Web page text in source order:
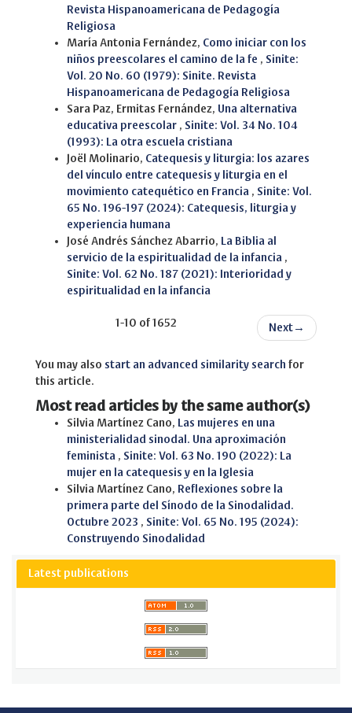
Revista Hispanoamericana de Pedagogía
Religiosa
María Antonia Fernández, Como iniciar con los
niños preescolares el camino de la fe , Sinite:
Vol. 20 No. 60 (1979): Sinite. Revista
Hispanoamericana de Pedagogía Religiosa
Sara Paz, Ermitas Fernández, Una alternativa
educativa preescolar , Sinite: Vol. 34 No. 104
(1993): La otra escuela cristiana
Joël Molinario, Catequesis y liturgia: los azares
del vínculo entre catequesis y liturgia en el
movimiento catequético en Francia , Sinite: Vol.
65 No. 196-197 (2024): Catequesis, liturgia y
experiencia humana
José Andrés Sánchez Abarrio, La Biblia al
servicio de la espiritualidad de la infancia ,
Sinite: Vol. 62 No. 187 (2021): Interioridad y
espiritualidad en la infancia
1-10 of 1652 Next →
You may also start an advanced similarity search for
this article.
Most read articles by the same author(s)
Silvia Martínez Cano, Las mujeres en una
ministerialidad sinodal. Una aproximación
feminista , Sinite: Vol. 63 No. 190 (2022): La
mujer en la catequesis y en la Iglesia
Silvia Martínez Cano, Reflexiones sobre la
primera parte del Sínodo de la Sinodalidad.
Octubre 2023 , Sinite: Vol. 65 No. 195 (2024):
Construyendo Sinodalidad
Latest publications